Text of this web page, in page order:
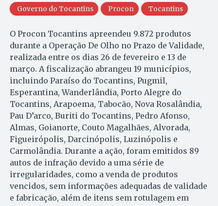
Governo do Tocantins Procon Tocantins
O Procon Tocantins apreendeu 9.872 produtos
durante a Operação De Olho no Prazo de Validade,
realizada entre os dias 26 de fevereiro e 13 de
março. A fiscalização abrangeu 19 municípios,
incluindo Paraíso do Tocantins, Pugmil,
Esperantina, Wanderlândia, Porto Alegre do
Tocantins, Arapoema, Tabocão, Nova Rosalândia,
Pau D’arco, Buriti do Tocantins, Pedro Afonso,
Almas, Goianorte, Couto Magalhães, Alvorada,
Figueirópolis, Darcinópolis, Luzinópolis e
Carmolândia. Durante a ação, foram emitidos 89
autos de infração devido a uma série de
irregularidades, como a venda de produtos
vencidos, sem informações adequadas de validade
e fabricação, além de itens sem rotulagem em